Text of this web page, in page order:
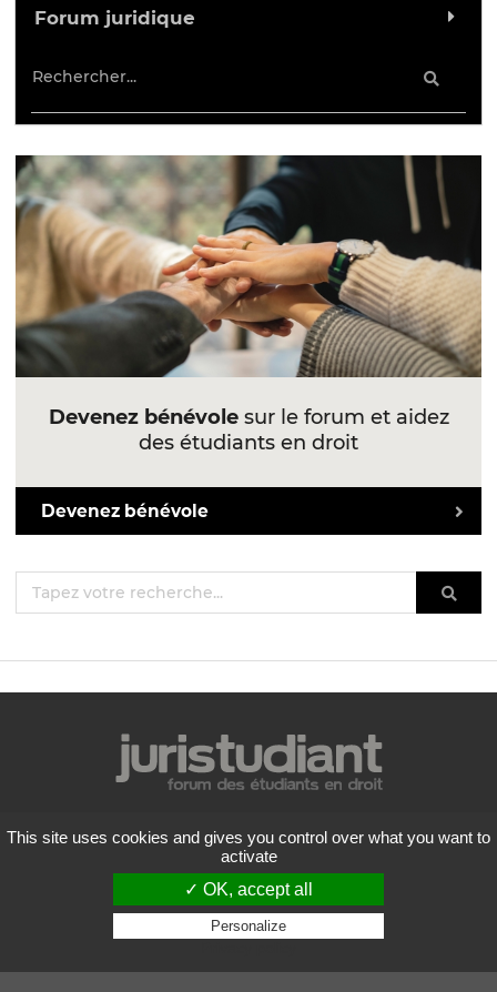
Forum juridique
Devenez bénévolesur le forum et aidez
des étudiants en droit
Devenez bénévole
Mentions légales
Politique de confidentialité
Conditions générales d'utilisation
Liste des forums
Contactez-nous
Copyright
2026 Juristudiant.com - Tous droits réservés
This site uses cookies and gives you control over what you want to
activate
✓ OK, accept all
Personalize